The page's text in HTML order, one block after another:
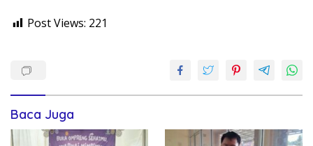
Post Views: 221
Baca Juga